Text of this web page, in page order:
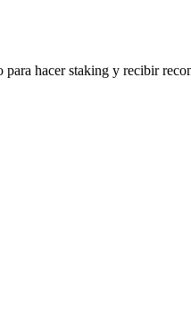
hacer staking y recibir